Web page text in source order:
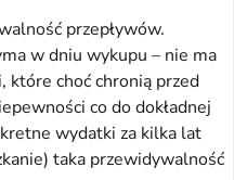
przepływów.
w dniu wykupu – nie ma
które choć chronią przed
co do dokładnej
wydatki za kilka lat
taka przewidywalność